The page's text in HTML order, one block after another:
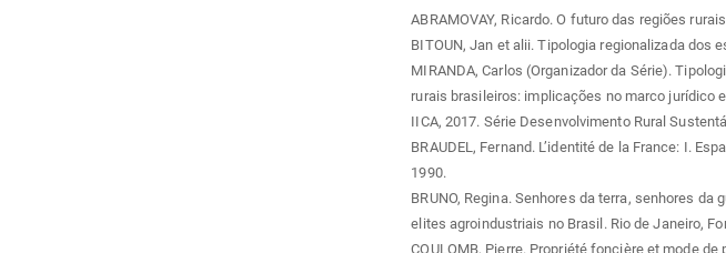
ABRAMOVAY, Ricardo. O futuro das regiões
BITOUN, Jan et alii. Tipologia regionalizada dos
MIRANDA, Carlos (Organizador da Série).
rurais brasileiros: implicações no marco jurídico
IICA, 2017. Série Desenvolvimento Rural
BRAUDEL, Fernand. L’identité de la France: I.
1990.
BRUNO, Regina. Senhores da terra, senhores da
elites agroindustriais no Brasil. Rio de Janeiro,
COULOMB, Pierre. Propriété foncière et mode